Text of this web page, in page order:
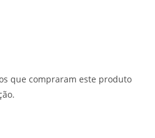
que compraram este produto